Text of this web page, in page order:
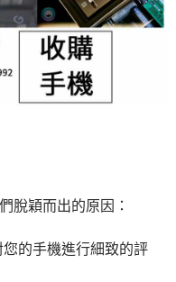
脫穎而出的原因：
的手機進行細致的評